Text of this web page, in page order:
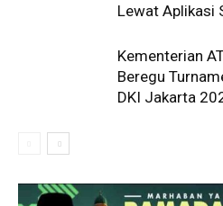
Lewat Aplikasi
Kementerian
Beregu
DKI Jakarta